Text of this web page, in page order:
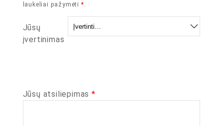
laukeliai pažymėti *.
Jūsų
įvertinimas
Jūsų atsiliepimas *